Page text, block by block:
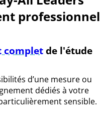
professionnel
completde l'étude
d’une mesure ou
dédiés à votre
sensible.